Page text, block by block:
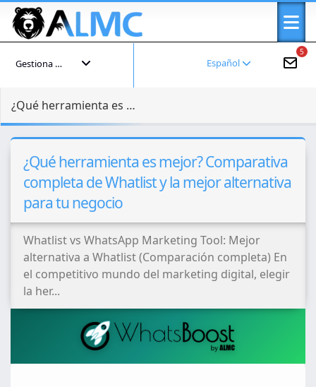
5
Español
Gestiona tu cuenta
¿Qué herramienta es mejor? Comparativa completa de Whatlist y la mejor alternativa para tu negocio
¿Qué herramienta es mejor? Comparativa
completa de Whatlist y la mejor alternativa
para tu negocio
Whatlist vs WhatsApp Marketing Tool: Mejor
alternativa a Whatlist (Comparación completa) En
el competitivo mundo del marketing digital, elegir
la her...